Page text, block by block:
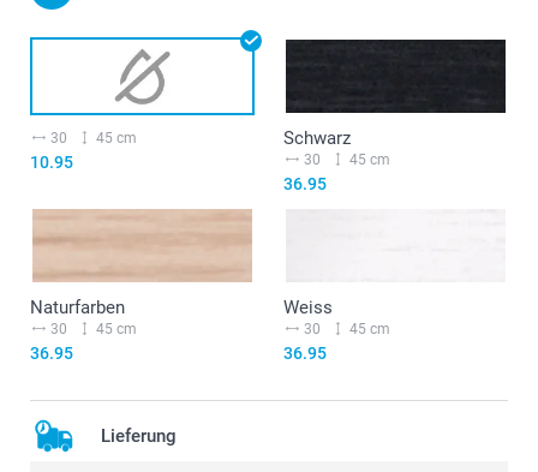
30 45 cm
10.95
Schwarz
30 45 cm
36.95
Naturfarben
30 45 cm
36.95
Weiss
30 45 cm
36.95
Lieferung